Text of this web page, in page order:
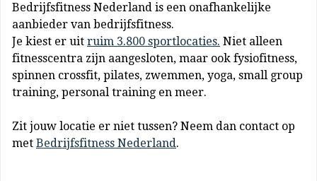
Bedrijfsfitness Nederland is een onafhankelijke
aanbieder van bedrijfsfitness.
Je kiest er uit ruim 3.800 sportlocaties. Niet alleen
fitnesscentra zijn aangesloten, maar ook fysiofitness,
spinnen crossfit, pilates, zwemmen, yoga, small group
training, personal training en meer.
Zit jouw locatie er niet tussen? Neem dan contact op
met Bedrijfsfitness Nederland.